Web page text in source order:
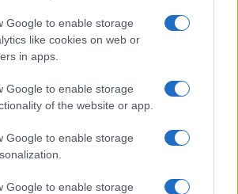
Google to enable storage
like cookies on web or
in apps.
Google to enable storage
of the website or app.
Google to enable storage
Google to enable storage